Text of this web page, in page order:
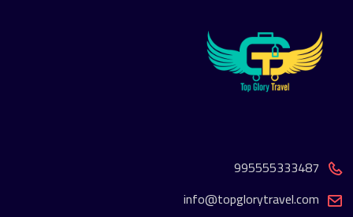
995555333487
info@topglorytravel.com